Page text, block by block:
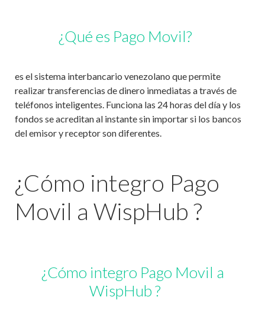
¿Qué es Pago Movil?
es el sistema interbancario venezolano que permite
realizar transferencias de dinero inmediatas a través de
teléfonos inteligentes. Funciona las 24 horas del día y los
fondos se acreditan al instante sin importar si los bancos
del emisor y receptor son diferentes.
¿Cómo integro Pago
Movil a WispHub ?
¿Cómo integro Pago Movil a
WispHub ?